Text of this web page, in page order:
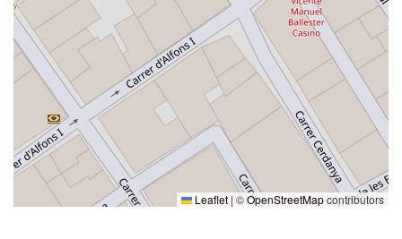
Leaflet | ©OpenStreetMapcontributors